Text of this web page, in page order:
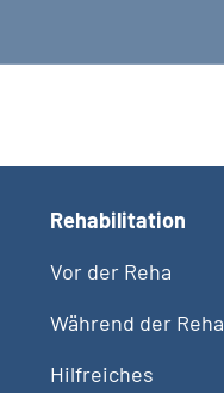
Rehabilitation
Vor der Reha
Während der Reha
Hilfreiches